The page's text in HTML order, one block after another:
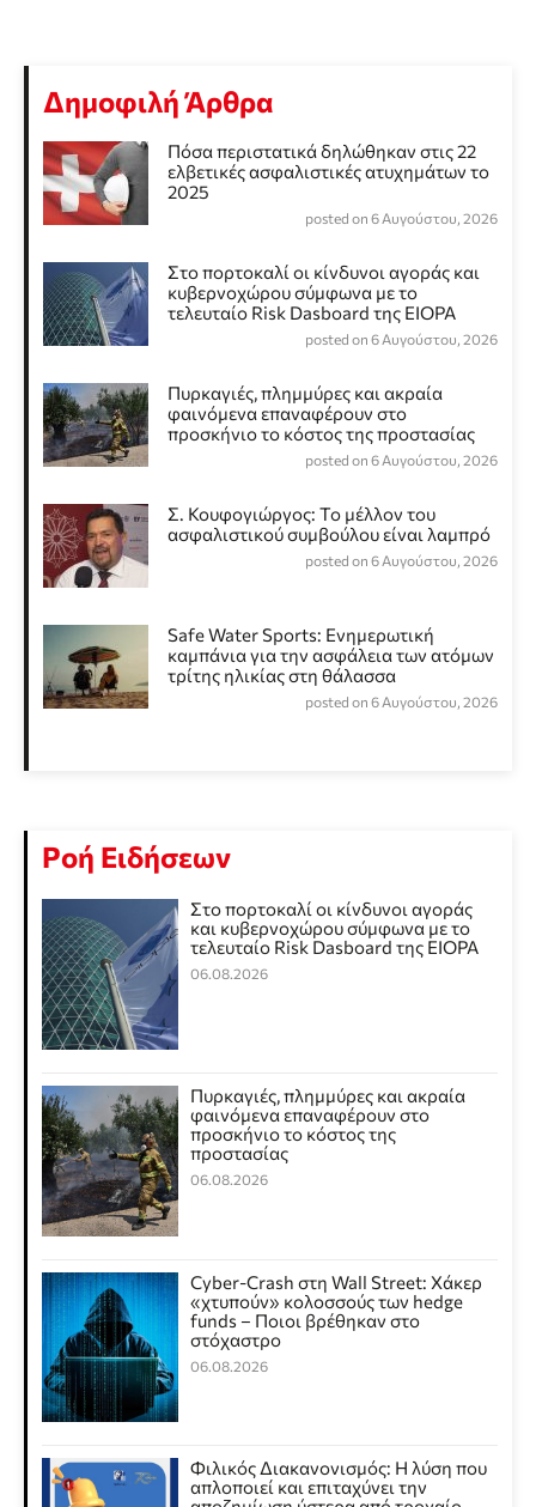
Δημοφιλή Άρθρα
Πόσα περιστατικά δηλώθηκαν στις 22
ελβετικές ασφαλιστικές ατυχημάτων το
2025
posted on 6 Αυγούστου, 2026
Στο πορτοκαλί οι κίνδυνοι αγοράς και
κυβερνοχώρου σύμφωνα με το
τελευταίο Risk Dasboard της EIOPA
posted on 6 Αυγούστου, 2026
Πυρκαγιές, πλημμύρες και ακραία
φαινόμενα επαναφέρουν στο
προσκήνιο το κόστος της προστασίας
posted on 6 Αυγούστου, 2026
Σ. Κουφογιώργος: To μέλλον του
ασφαλιστικού συμβούλου είναι λαμπρό
posted on 6 Αυγούστου, 2026
Safe Water Sports: Eνημερωτική
καμπάνια για την ασφάλεια των ατόμων
τρίτης ηλικίας στη θάλασσα
posted on 6 Αυγούστου, 2026
Ροή Ειδήσεων
Στο πορτοκαλί οι κίνδυνοι αγοράς
και κυβερνοχώρου σύμφωνα με το
τελευταίο Risk Dasboard της EIOPA
06.08.2026
Πυρκαγιές, πλημμύρες και ακραία
φαινόμενα επαναφέρουν στο
προσκήνιο το κόστος της
προστασίας
06.08.2026
Cyber-Crash στη Wall Street: Χάκερ
«χτυπούν» κολοσσούς των hedge
funds – Ποιοι βρέθηκαν στο
στόχαστρο
06.08.2026
Φιλικός Διακανονισμός: Η λύση που
απλοποιεί και επιταχύνει την